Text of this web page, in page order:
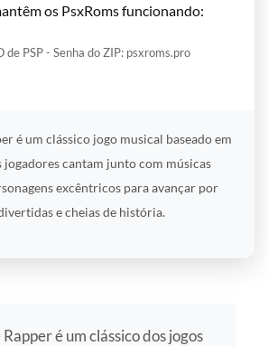
os PsxRoms funcionando:
de PSP - Senha do ZIP: psxroms.pro
é um clássico jogo musical baseado em
jogadores cantam junto com músicas
excêntricos para avançar por
e cheias de história.
é um clássico dos jogos